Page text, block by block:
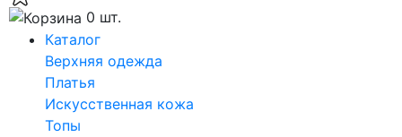
0 шт.
Каталог
Верхняя одежда
Платья
Искусственная кожа
Топы